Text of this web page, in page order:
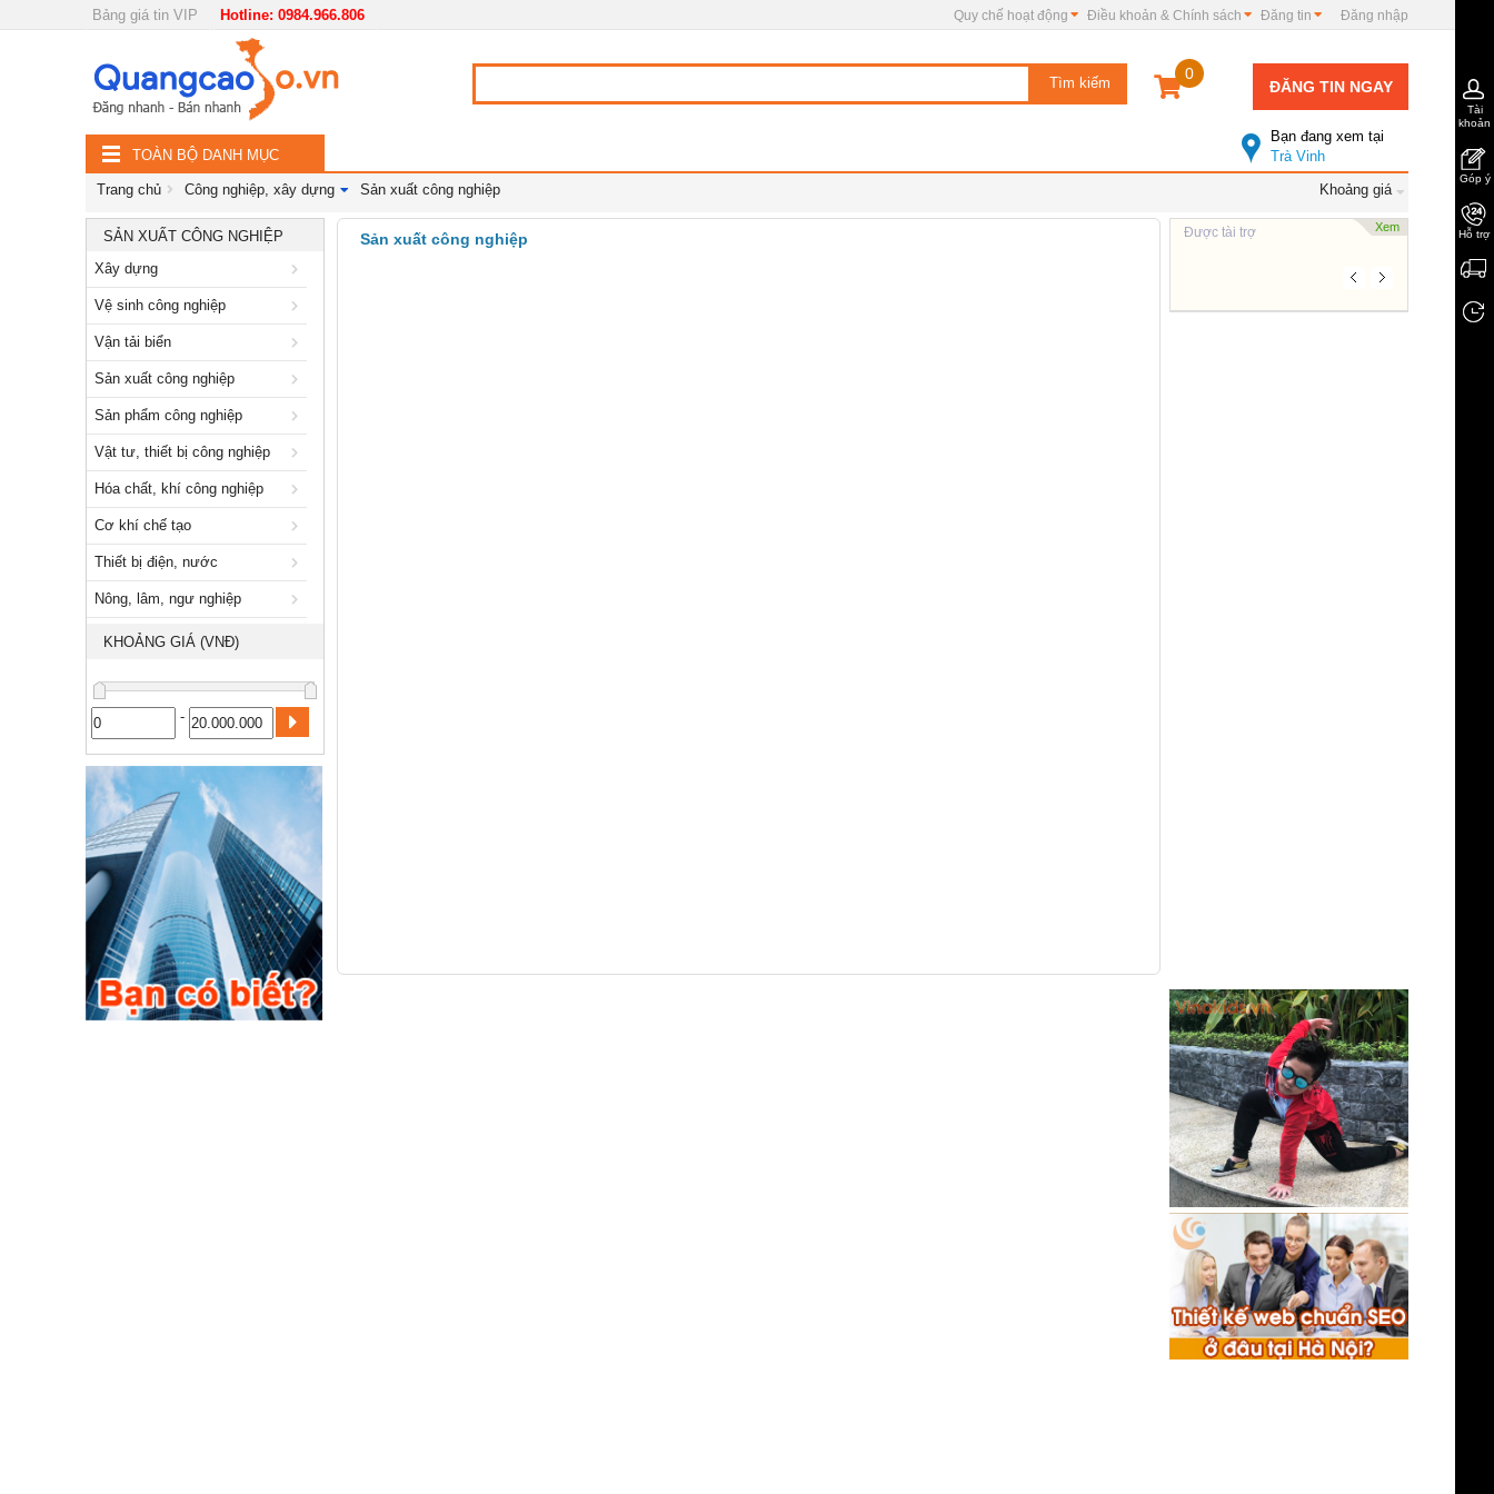
Bảng giá tin VIP Hotline: 0984.966.806 Đăng nhập
Đăng tin
Điều khoản & Chính sách
Quy chế hoạt động
0
ĐĂNG TIN NGAY
Bạn đang xem tại
Trà Vinh
Nội, ngoại thất
Đồ gia dụng
Điện thoại, Viễn thông
Nhà và Đất
Dịch vụ
Công nghiệp, xây dựng
Xây dựng
Vệ sinh công nghiệp
Sản xuất công nghiệp
Sản phẩm công nghiệp
Vật tư, thiết bị công nghiệp
Hóa chất, khí công nghiệp
Cơ khí chế tạo
Thiết bị điện, nước
TOÀN BỘ DANH MỤC
Trang chủ Công nghiệp, xây dựng Sản xuất công nghiệp Khoảng giá
SẢN XUẤT CÔNG NGHIỆP
Xây dựng
Vệ sinh công nghiệp
Vận tải biển
Sản xuất công nghiệp
Sản phẩm công nghiệp
Vật tư, thiết bị công nghiệp
Hóa chất, khí công nghiệp
Cơ khí chế tạo
Thiết bị điện, nước
Nông, lâm, ngư nghiệp
KHOẢNG GIÁ (VNĐ)
-
Sản xuất công nghiệp Được tài trợ Xem
Tài
khoản
Góp ý
Hỗ trợ